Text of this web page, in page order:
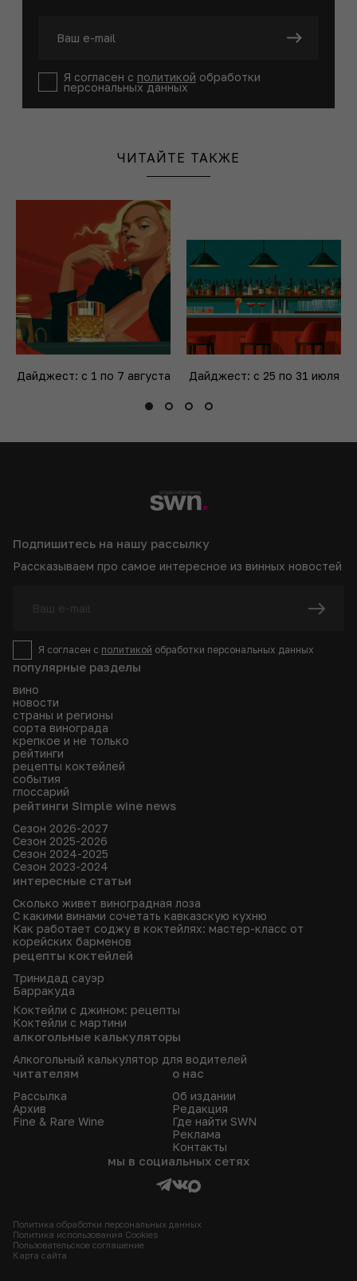
Я согласен с политикой обработки
персональных данных
ЧИТАЙТЕ ТАКЖЕ
Дайджест: с 1 по 7 августа Дайджест: с 25 по 31 июля
популярные разделы
вино
новости
страны и регионы
сорта винограда
крепкое и не только
рейтинги
рецепты коктейлей
события
глоссарий
рейтинги Simple wine news
Сезон 2026-2027
Сезон 2025-2026
Сезон 2024-2025
Сезон 2023-2024
интересные статьи
Сколько живет виноградная лоза
С какими винами сочетать кавказскую кухню
Как работает соджу в коктейлях: мастер-класс от
корейских барменов
рецепты коктейлей
Тринидад сауэр
Барракуда
Коктейли с джином: рецепты
Коктейли с мартини
алкогольные калькуляторы
Алкогольный калькулятор для водителей
читателям
Рассылка
Архив
Fine & Rare Wine
о нас
Об издании
Редакция
Где найти SWN
Реклама
Контакты
Подпишитесь на нашу рассылку
Рассказываем про самое интересное из винных новостей
Я согласен с политикой обработки персональных данных
мы в социальных сетях
Политика обработки персональных данных
Политика использования Сookies
Пользовательское соглашение
Карта сайта